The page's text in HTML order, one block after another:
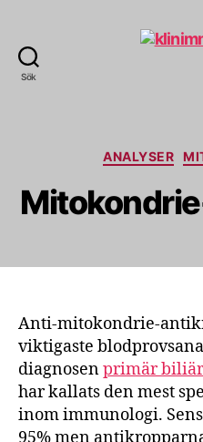
Sök
ANALYSER
Anti-mitokondrie-
viktigaste
diagnosenprimär
har kallats den mest
inom immunologi.
95% men